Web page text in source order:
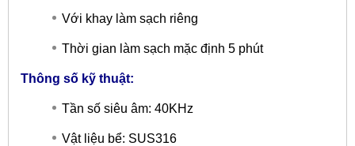
Với khay làm sạch riêng
Thời gian làm sạch mặc định 5 phút
Thông số kỹ thuật:
Tần số siêu âm: 40KHz
Vật liệu bể: SUS316